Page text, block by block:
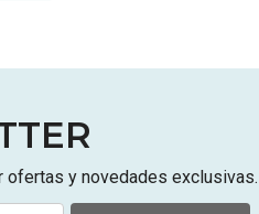
y novedades exclusivas.